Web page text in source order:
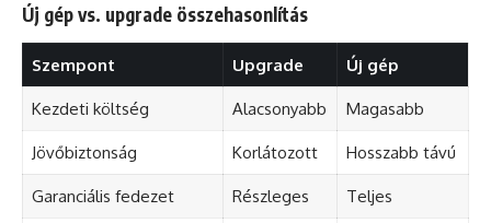
Új gép vs. upgrade összehasonlítás
Szempont Upgrade Új gép
Kezdeti költség Alacsonyabb Magasabb
Jövőbiztonság Korlátozott Hosszabb távú
Garanciális fedezet Részleges Teljes